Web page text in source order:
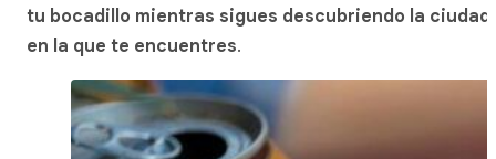
tu bocadillo mientras sigues descubriendo la ciudad
en la que te encuentres.